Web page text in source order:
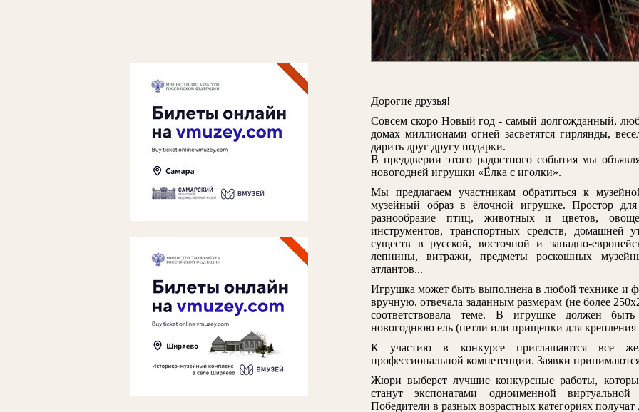
Дорогие друзья!
Совсем скоро Новый год - самый долгожданный,
домах миллионами огней засветятся гирлянды,
дарить друг другу подарки.
В преддверии этого радостного события мы
новогодней игрушки «Ёлка с иголки».
Мы предлагаем участникам обратиться к
музейный образ в ёлочной игрушке. Простор для
разнообразие птиц, животных и цветов,
инструментов, транспортных средств, домашней
существ в русской, восточной и западно-
лепнины, витражи, предметы роскошных
атлантов...
Игрушка может быть выполнена в любой технике и
вручную, отвечала заданным размерам (не более
соответствовала теме. В игрушке должен
новогоднюю ель (петли или прищепки для
К участию в конкурсе приглашаются все
профессиональной компетенции. Заявки
Жюри выберет лучшие конкурсные работы,
станут экспонатами одноименной
Победители в разных возрастных категориях